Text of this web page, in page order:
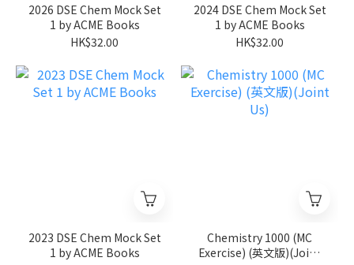
2026 DSE Chem Mock Set
1 by ACME Books
HK$32.00
2024 DSE Chem Mock Set
1 by ACME Books
HK$32.00
2023 DSE Chem Mock Set
1 by ACME Books
Chemistry 1000 (MC
Exercise) (英文版)(Joint